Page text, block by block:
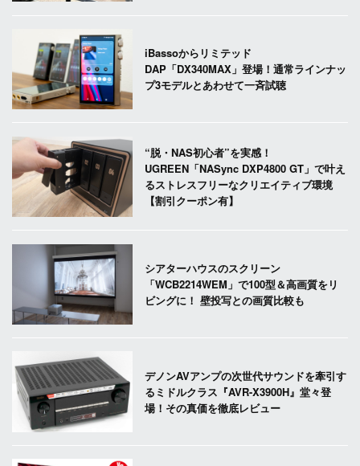
iBassoからリミテッド
DAP「DX340MAX」登場！通常ラインナッ
プ3モデルとあわせて一斉試聴
“脱・NAS初心者”を実感！
UGREEN「NASync DXP4800 GT」で叶え
るストレスフリーなクリエイティブ環境
【割引クーポン有】
シアターハウスのスクリーン
「WCB2214WEM」で100型＆高画質をリ
ビングに！ 壁投写との画質比較も
デノンAVアンプの次世代サウンドを牽引す
るミドルクラス『AVR-X3900H』堂々登
場！その真価を徹底レビュー